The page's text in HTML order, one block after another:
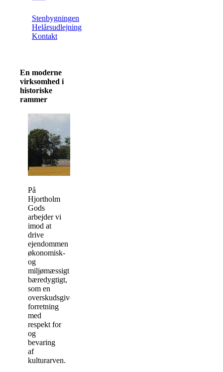
Stenbygningen
Helårsudlejning
Kontakt
En moderne
virksomhed i
historiske
rammer
På
Hjortholm
Gods
arbejder vi
imod at
drive
ejendommen
økonomisk-
og
miljømæssigt
bæredygtigt,
som en
overskudsgivende
forretning
med
respekt for
og
bevaring
af
kulturarven.